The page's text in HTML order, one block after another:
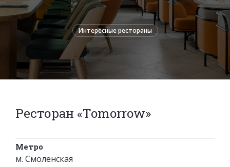
Интересные рестораны
Ресторан «Tomorrow»
Метро
м. Смоленская